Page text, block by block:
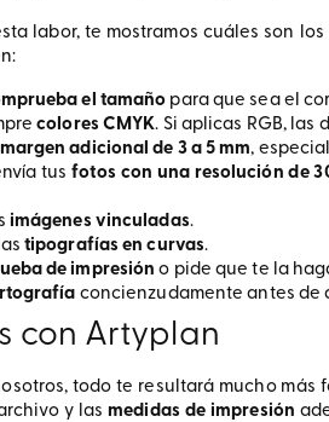
labor, te mostramos cuáles son
el tamaño para que sea el
colores CMYK. Si aplicas RGB,
margen adicional de 3 a 5 mm,
tusfotos con una resolución de
imágenes vinculadas.
tipografías en curvas.
de impresión o pide que te la
concienzudamente antes de
con Artyplan
todo te resultará mucho
y lasmedidas de impresión